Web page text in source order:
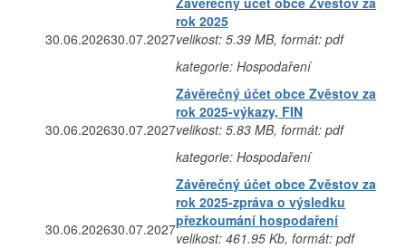
30.06.202630.07.2027
rok 2025
velikost: 5.39 MB, formát: pdf
kategorie: Hospodaření
30.06.202630.07.2027
Závěrečný účet obce Zvěstov za
rok 2025-výkazy, FIN
velikost: 5.83 MB, formát: pdf
kategorie: Hospodaření
30.06.202630.07.2027
Závěrečný účet obce Zvěstov za
rok 2025-zpráva o výsledku
přezkoumání hospodaření
velikost: 461.95 Kb, formát: pdf